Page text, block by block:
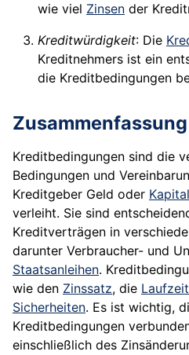
wie viel Zinsen der
Kreditwürdigkeit: Die
Kreditnehmers ist ein
die Kreditbedingungen
Zusammenfassung
Kreditbedingungen sind die
Bedingungen und
Kreditgeber Geld oder Kapital
verleiht. Sie sind
Kreditverträgen in
darunter Verbraucher- und
Staatsanleihen.
wie den Zinssatz, die Laufzeit
Sicherheiten. Es ist wichtig,
Kreditbedingungen
einschließlich des